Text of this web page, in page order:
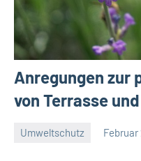
Anregungen zur
von Terrasse
Umweltschutz Februar